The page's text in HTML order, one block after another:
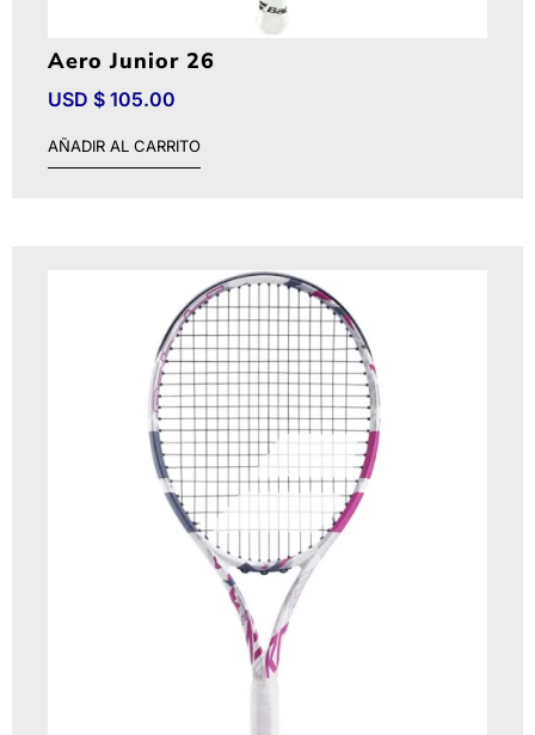
Aero Junior 26
USD $ 105.00
AÑADIR AL CARRITO